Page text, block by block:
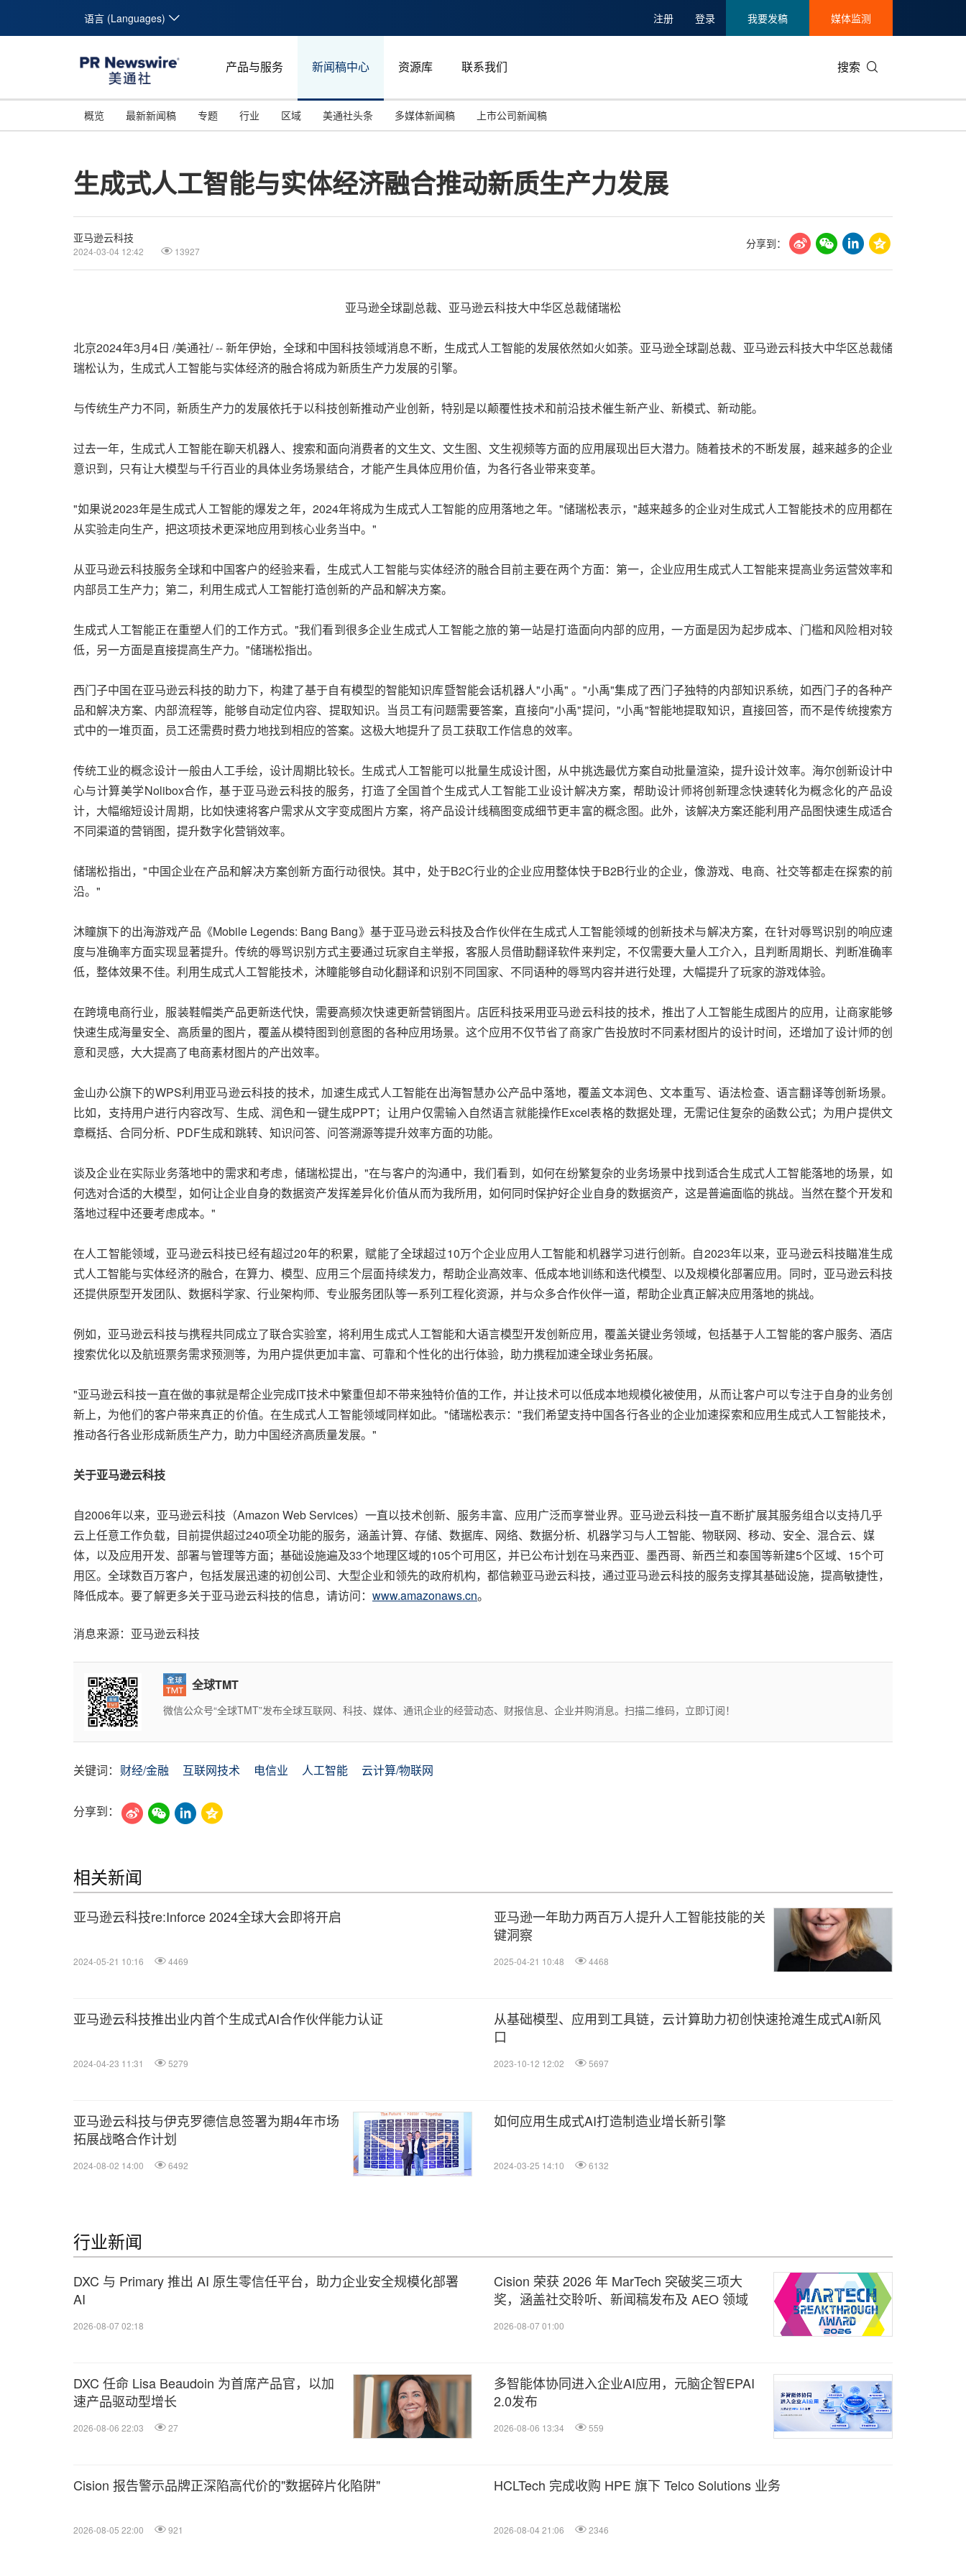
语言 (Languages) 注册 登录 我要发稿 媒体监测
产品与服务 新闻稿中心 资源库 联系我们 搜索
概览 最新新闻稿 专题
投资并购
美国临床肿瘤学会(ASCO)
行业
能源化工与环保
区域
马来西亚
美通社头条 多媒体新闻稿 上市公司新闻稿
生成式人工智能与实体经济融合推动新质生产力发展
亚马逊云科技
2024-03-04 12:42 13927
分享到：
亚马逊全球副总裁、亚马逊云科技大中华区总裁储瑞松
北京2024年3月4日 /美通社/ -- 新年伊始，全球和中国科技领域消息不断，生成式人工智能的发展依然如火如荼。亚马逊全球副总裁、亚马逊云科技大中华区总裁储
瑞松认为，生成式人工智能与实体经济的融合将成为新质生产力发展的引擎。
与传统生产力不同，新质生产力的发展依托于以科技创新推动产业创新，特别是以颠覆性技术和前沿技术催生新产业、新模式、新动能。
过去一年，生成式人工智能在聊天机器人、搜索和面向消费者的文生文、文生图、文生视频等方面的应用展现出巨大潜力。随着技术的不断发展，越来越多的企业
意识到，只有让大模型与千行百业的具体业务场景结合，才能产生具体应用价值，为各行各业带来变革。
"如果说2023年是生成式人工智能的爆发之年，2024年将成为生成式人工智能的应用落地之年。"储瑞松表示，"越来越多的企业对生成式人工智能技术的应用都在
从实验走向生产，把这项技术更深地应用到核心业务当中。"
从亚马逊云科技服务全球和中国客户的经验来看，生成式人工智能与实体经济的融合目前主要在两个方面：第一，企业应用生成式人工智能来提高业务运营效率和
内部员工生产力；第二，利用生成式人工智能打造创新的产品和解决方案。
生成式人工智能正在重塑人们的工作方式。"我们看到很多企业生成式人工智能之旅的第一站是打造面向内部的应用，一方面是因为起步成本、门槛和风险相对较
低，另一方面是直接提高生产力。"储瑞松指出。
西门子中国在亚马逊云科技的助力下，构建了基于自有模型的智能知识库暨智能会话机器人"小禹" 。"小禹"集成了西门子独特的内部知识系统，如西门子的各种产
品和解决方案、内部流程等，能够自动定位内容、提取知识。当员工有问题需要答案，直接向"小禹"提问，"小禹"智能地提取知识，直接回答，而不是传统搜索方
式中的一堆页面，员工还需费时费力地找到相应的答案。这极大地提升了员工获取工作信息的效率。
传统工业的概念设计一般由人工手绘，设计周期比较长。生成式人工智能可以批量生成设计图，从中挑选最优方案自动批量渲染，提升设计效率。海尔创新设计中
心与计算美学Nolibox合作，基于亚马逊云科技的服务，打造了全国首个生成式人工智能工业设计解决方案，帮助设计师将创新理念快速转化为概念化的产品设
计，大幅缩短设计周期，比如快速将客户需求从文字变成图片方案，将产品设计线稿图变成细节更丰富的概念图。此外，该解决方案还能利用产品图快速生成适合
不同渠道的营销图，提升数字化营销效率。
储瑞松指出，"中国企业在产品和解决方案创新方面行动很快。其中，处于B2C行业的企业应用整体快于B2B行业的企业，像游戏、电商、社交等都走在探索的前
沿。"
沐瞳旗下的出海游戏产品《Mobile Legends: Bang Bang》基于亚马逊云科技及合作伙伴在生成式人工智能领域的创新技术与解决方案，在针对辱骂识别的响应速
度与准确率方面实现显著提升。传统的辱骂识别方式主要通过玩家自主举报，客服人员借助翻译软件来判定，不仅需要大量人工介入，且判断周期长、判断准确率
低，整体效果不佳。利用生成式人工智能技术，沐瞳能够自动化翻译和识别不同国家、不同语种的辱骂内容并进行处理，大幅提升了玩家的游戏体验。
在跨境电商行业，服装鞋帽类产品更新迭代快，需要高频次快速更新营销图片。店匠科技采用亚马逊云科技的技术，推出了人工智能生成图片的应用，让商家能够
快速生成海量安全、高质量的图片，覆盖从模特图到创意图的各种应用场景。这个应用不仅节省了商家广告投放时不同素材图片的设计时间，还增加了设计师的创
意和灵感，大大提高了电商素材图片的产出效率。
金山办公旗下的WPS利用亚马逊云科技的技术，加速生成式人工智能在出海智慧办公产品中落地，覆盖文本润色、文本重写、语法检查、语言翻译等创新场景。
比如，支持用户进行内容改写、生成、润色和一键生成PPT；让用户仅需输入自然语言就能操作Excel表格的数据处理，无需记住复杂的函数公式；为用户提供文
章概括、合同分析、PDF生成和跳转、知识问答、问答溯源等提升效率方面的功能。
谈及企业在实际业务落地中的需求和考虑，储瑞松提出，"在与客户的沟通中，我们看到，如何在纷繁复杂的业务场景中找到适合生成式人工智能落地的场景，如
何选对合适的大模型，如何让企业自身的数据资产发挥差异化价值从而为我所用，如何同时保护好企业自身的数据资产，这是普遍面临的挑战。当然在整个开发和
落地过程中还要考虑成本。"
在人工智能领域，亚马逊云科技已经有超过20年的积累，赋能了全球超过10万个企业应用人工智能和机器学习进行创新。自2023年以来，亚马逊云科技瞄准生成
式人工智能与实体经济的融合，在算力、模型、应用三个层面持续发力，帮助企业高效率、低成本地训练和迭代模型、以及规模化部署应用。同时，亚马逊云科技
还提供原型开发团队、数据科学家、行业架构师、专业服务团队等一系列工程化资源，并与众多合作伙伴一道，帮助企业真正解决应用落地的挑战。
例如，亚马逊云科技与携程共同成立了联合实验室，将利用生成式人工智能和大语言模型开发创新应用，覆盖关键业务领域，包括基于人工智能的客户服务、酒店
搜索优化以及航班票务需求预测等，为用户提供更加丰富、可靠和个性化的出行体验，助力携程加速全球业务拓展。
"亚马逊云科技一直在做的事就是帮企业完成IT技术中繁重但却不带来独特价值的工作，并让技术可以低成本地规模化被使用，从而让客户可以专注于自身的业务创
新上，为他们的客户带来真正的价值。在生成式人工智能领域同样如此。"储瑞松表示："我们希望支持中国各行各业的企业加速探索和应用生成式人工智能技术，
推动各行各业形成新质生产力，助力中国经济高质量发展。"
关于亚马逊云科技
自2006年以来，亚马逊云科技（Amazon Web Services）一直以技术创新、服务丰富、应用广泛而享誉业界。亚马逊云科技一直不断扩展其服务组合以支持几乎
云上任意工作负载，目前提供超过240项全功能的服务，涵盖计算、存储、数据库、网络、数据分析、机器学习与人工智能、物联网、移动、安全、混合云、媒
体，以及应用开发、部署与管理等方面；基础设施遍及33个地理区域的105个可用区，并已公布计划在马来西亚、墨西哥、新西兰和泰国等新建5个区域、15个可
用区。全球数百万客户，包括发展迅速的初创公司、大型企业和领先的政府机构，都信赖亚马逊云科技，通过亚马逊云科技的服务支撑其基础设施，提高敏捷性，
降低成本。要了解更多关于亚马逊云科技的信息，请访问： www.amazonaws.cn。
消息来源：亚马逊云科技
全球TMT
微信公众号“全球TMT”发布全球互联网、科技、媒体、通讯企业的经营动态、财报信息、企业并购消息。扫描二维码，立即订阅！
关键词： 财经/金融 互联网技术 电信业 人工智能 云计算/物联网
分享到：
相关新闻
亚马逊云科技re:Inforce 2024全球大会即将开启
2024-05-21 10:16 4469
亚马逊一年助力两百万人提升人工智能技能的关
键洞察
2025-04-21 10:48 4468
亚马逊云科技推出业内首个生成式AI合作伙伴能力认证
2024-04-23 11:31 5279
从基础模型、应用到工具链，云计算助力初创快速抢滩生成式AI新风
口
2023-10-12 12:02 5697
亚马逊云科技与伊克罗德信息签署为期4年市场
拓展战略合作计划
2024-08-02 14:00 6492
如何应用生成式AI打造制造业增长新引擎
2024-03-25 14:10 6132
行业新闻
DXC 与 Primary 推出 AI 原生零信任平台，助力企业安全规模化部署
AI
2026-08-07 02:18
Cision 荣获 2026 年 MarTech 突破奖三项大
奖，涵盖社交聆听、新闻稿发布及 AEO 领域
2026-08-07 01:00
DXC 任命 Lisa Beaudoin 为首席产品官，以加
速产品驱动型增长
2026-08-06 22:03 27
多智能体协同进入企业AI应用，元脑企智EPAI
2.0发布
2026-08-06 13:34 559
Cision 报告警示品牌正深陷高代价的"数据碎片化陷阱"
2026-08-05 22:00 921
HCLTech 完成收购 HPE 旗下 Telco Solutions 业务
2026-08-04 21:06 2346